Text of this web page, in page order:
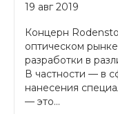
19 авг 2019
Концерн
оптическом
разработки в
В частности — в
нанесения
— это...